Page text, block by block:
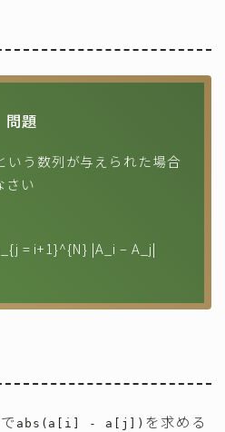
問題
う数列が与えられた場合
さい
= i+1}^{N} |A_i – A_j|
abs(a[i] - a[j]) を求める